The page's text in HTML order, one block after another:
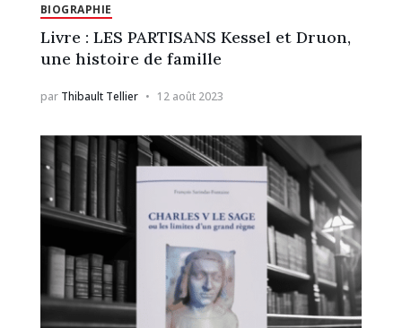
BIOGRAPHIE
Livre : LES PARTISANS Kessel et Druon,
une histoire de famille
par Thibault Tellier 12 août 2023